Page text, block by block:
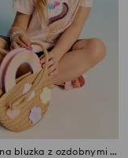
Bawełniana bluzka z ozdobnymi cekinami i falbanami